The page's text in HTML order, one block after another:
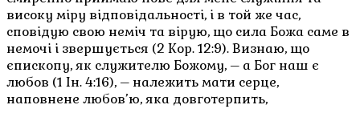
високу міру відповідальності, і в той же час,
сповідую свою неміч та вірую, що сила Божа саме в
немочі і звершується (2 Кор. 12:9). Визнаю, що
єпископу, як служителю Божому, – а Бог наш є
любов (1 Ін. 4:16), – належить мати серце,
наповнене любов’ю, яка довготерпить,